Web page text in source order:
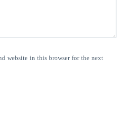
website in this browser for the next